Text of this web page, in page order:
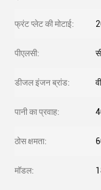
फ्रंट प्लेट की मोटाई:
पीएलसी:
डीजल इंजन ब्रांड:
पानी का प्रवाह:
ठोस क्षमता:
मॉडल: